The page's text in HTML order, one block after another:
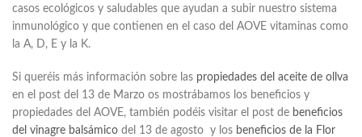
casos ecológicos y saludables que ayudan a subir nuestro sistema
inmunológico y que contienen en el caso del AOVE vitaminas como
la A, D, E y la K.
Si queréis más información sobre las propiedades del aceite de ollva
en el post del 13 de Marzo os mostrábamos los beneficios y
propiedades del AOVE, también podéis visitar el post de beneficios
del vinagre balsámico del 13 de agosto y los beneficios de la Flor